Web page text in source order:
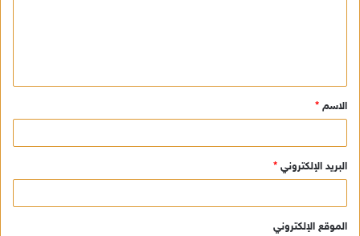
ق
*
الاسم *
البريد الإلكتروني *
الموقع الإلكتروني